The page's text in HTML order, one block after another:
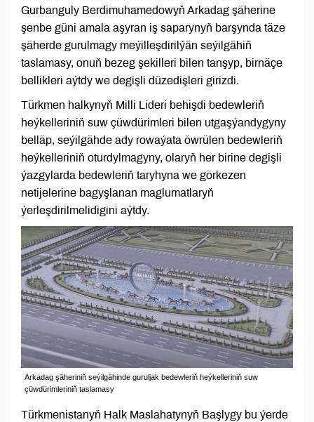
Gurbanguly Berdimuhamedowyň Arkadag şäherine
şenbe güni amala aşyran iş saparynyň barşynda täze
şäherde gurulmagy meýilleşdirilýän seýilgähiň
taslamasy, onuň bezeg şekilleri bilen tanşyp, birnäçe
bellikleri aýtdy we degişli düzedişleri girizdi.
Türkmen halkynyň Milli Lideri behişdi bedewleriň
heýkelleriniň suw çüwdürimleri bilen utgaşýandygyny
belläp, seýilgähde ady rowaýata öwrülen bedewleriň
heýkelleriniň oturdylmagyny, olaryň her birine degişli
ýazgylarda bedewleriň taryhyna we görkezen
netijelerine bagyşlanan maglumatlaryň
ýerleşdirilmelidigini aýtdy.
Arkadag şäheriniň seýilgähinde guruljak bedewleriň heýkelleriniň suw
çüwdürimleriniň taslamasy
Türkmenistanyň Halk Maslahatynyň Başlygy bu ýerde